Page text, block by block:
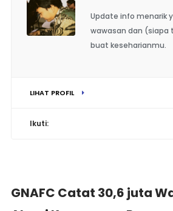
Update info menarik
wawasan dan (siapa
buat keseharianmu.
LIHAT PROFIL
Ikuti:
GNAFC Catat 30,6 juta